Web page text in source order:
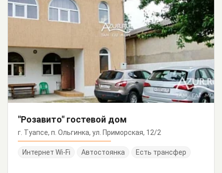
"Розавито" гостевой дом
г. Туапсе, п. Ольгинка, ул. Приморская, 12/2
Интернет Wi-Fi Автостоянка Есть трансфер